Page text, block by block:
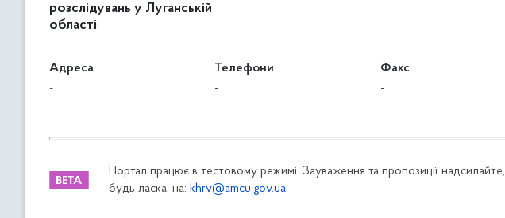
розслідувань у Луганській
області
Адреса
-
Телефони
-
Факс
-
Портал працює в тестовому режимі. Зауваження та пропозиції надсилайте,
будь ласка, на: khrv@amcu.gov.ua